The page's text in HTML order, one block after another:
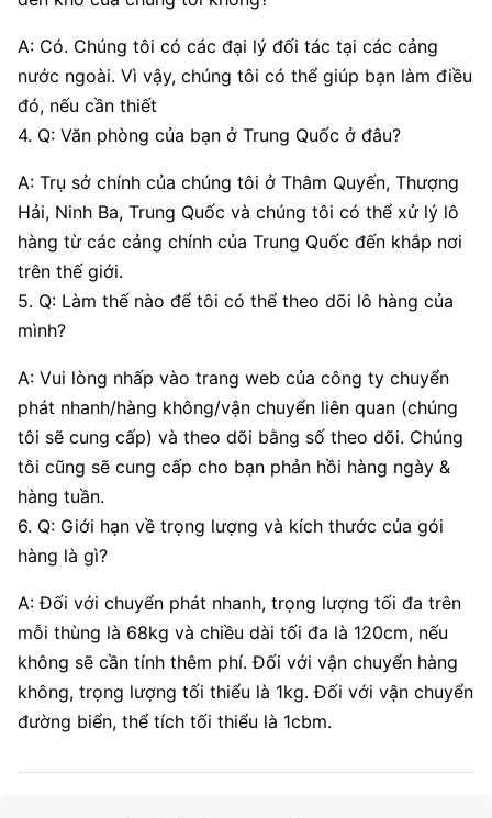
A: Có. Chúng tôi có các đại lý đối tác tại các cảng
nước ngoài. Vì vậy, chúng tôi có thể giúp bạn làm điều
đó, nếu cần thiết
4. Q: Văn phòng của bạn ở Trung Quốc ở đâu?
A: Trụ sở chính của chúng tôi ở Thâm Quyến, Thượng
Hải, Ninh Ba, Trung Quốc và chúng tôi có thể xử lý lô
hàng từ các cảng chính của Trung Quốc đến khắp nơi
trên thế giới.
5. Q: Làm thế nào để tôi có thể theo dõi lô hàng của
mình?
A: Vui lòng nhấp vào trang web của công ty chuyển
phát nhanh/hàng không/vận chuyển liên quan (chúng
tôi sẽ cung cấp) và theo dõi bằng số theo dõi. Chúng
tôi cũng sẽ cung cấp cho bạn phản hồi hàng ngày &
hàng tuần.
6. Q: Giới hạn về trọng lượng và kích thước của gói
hàng là gì?
A: Đối với chuyển phát nhanh, trọng lượng tối đa trên
mỗi thùng là 68kg và chiều dài tối đa là 120cm, nếu
không sẽ cần tính thêm phí. Đối với vận chuyển hàng
không, trọng lượng tối thiểu là 1kg. Đối với vận chuyển
đường biển, thể tích tối thiểu là 1cbm.